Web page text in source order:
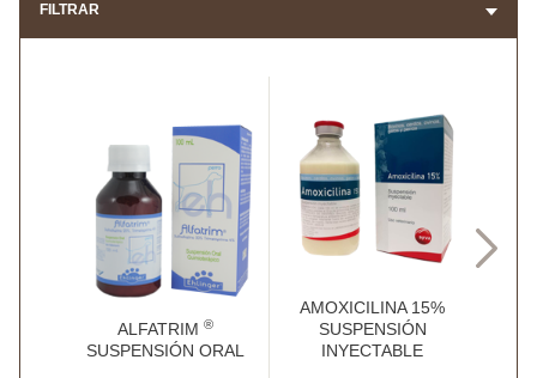
FILTRAR
ALFATRIM ®
SUSPENSIÓN ORAL
AMOXICILINA 15%
SUSPENSIÓN
INYECTABLE